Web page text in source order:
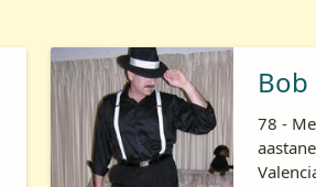
Bob
78 -
aastane